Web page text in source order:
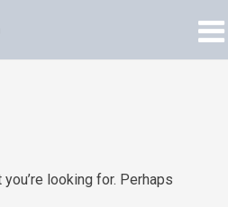
looking for. Perhaps